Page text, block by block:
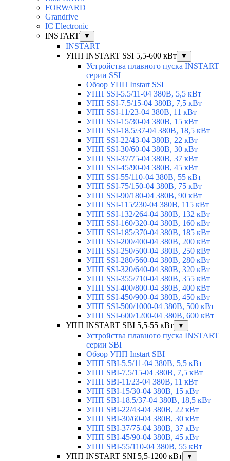
FORWARD
Grandrive
IC Electronic
INSTART
▼
INSTART
УПП INSTART SSI 5,5-600 кВт
▼
Устройства плавного пуска INSTART
серии SSI
Обзор УПП Instart SSI
УПП SSI-5.5/11-04 380В, 5,5 кВт
УПП SSI-7.5/15-04 380В, 7,5 кВт
УПП SSI-11/23-04 380В, 11 кВт
УПП SSI-15/30-04 380В, 15 кВт
УПП SSI-18.5/37-04 380В, 18,5 кВт
УПП SSI-22/43-04 380В, 22 кВт
УПП SSI-30/60-04 380В, 30 кВт
УПП SSI-37/75-04 380В, 37 кВт
УПП SSI-45/90-04 380В, 45 кВт
УПП SSI-55/110-04 380В, 55 кВт
УПП SSI-75/150-04 380В, 75 кВт
УПП SSI-90/180-04 380В, 90 кВт
УПП SSI-115/230-04 380В, 115 кВт
УПП SSI-132/264-04 380В, 132 кВт
УПП SSI-160/320-04 380В, 160 кВт
УПП SSI-185/370-04 380В, 185 кВт
УПП SSI-200/400-04 380В, 200 кВт
УПП SSI-250/500-04 380В, 250 кВт
УПП SSI-280/560-04 380В, 280 кВт
УПП SSI-320/640-04 380В, 320 кВт
УПП SSI-355/710-04 380В, 355 кВт
УПП SSI-400/800-04 380В, 400 кВт
УПП SSI-450/900-04 380В, 450 кВт
УПП SSI-500/1000-04 380В, 500 кВт
УПП SSI-600/1200-04 380В, 600 кВт
УПП INSTART SBI 5,5-55 кВт
▼
Устройства плавного пуска INSTART
серии SBI
Обзор УПП Instart SBI
УПП SBI-5.5/11-04 380В, 5,5 кВт
УПП SBI-7.5/15-04 380В, 7,5 кВт
УПП SBI-11/23-04 380В, 11 кВт
УПП SBI-15/30-04 380В, 15 кВт
УПП SBI-18.5/37-04 380В, 18,5 кВт
УПП SBI-22/43-04 380В, 22 кВт
УПП SBI-30/60-04 380В, 30 кВт
УПП SBI-37/75-04 380В, 37 кВт
УПП SBI-45/90-04 380В, 45 кВт
УПП SBI-55/110-04 380В, 55 кВт
УПП INSTART SNI 5,5-1200 кВт
▼